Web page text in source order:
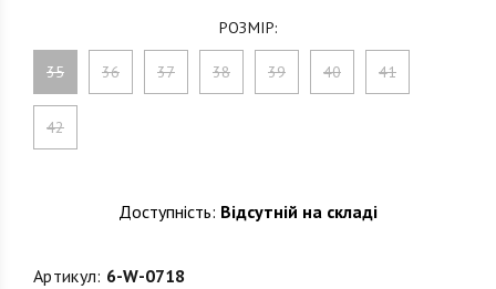
РОЗМІР:
35 36 37 38 39 40 41
42
Доступність: Відсутній на складі
Артикул: 6-W-0718